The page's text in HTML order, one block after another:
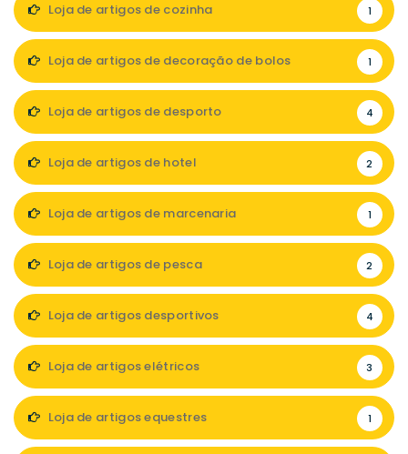
Loja de artigos de cozinha 1
Loja de artigos de decoração de bolos 1
Loja de artigos de desporto 4
Loja de artigos de hotel 2
Loja de artigos de marcenaria 1
Loja de artigos de pesca 2
Loja de artigos desportivos 4
Loja de artigos elétricos 3
Loja de artigos equestres 1